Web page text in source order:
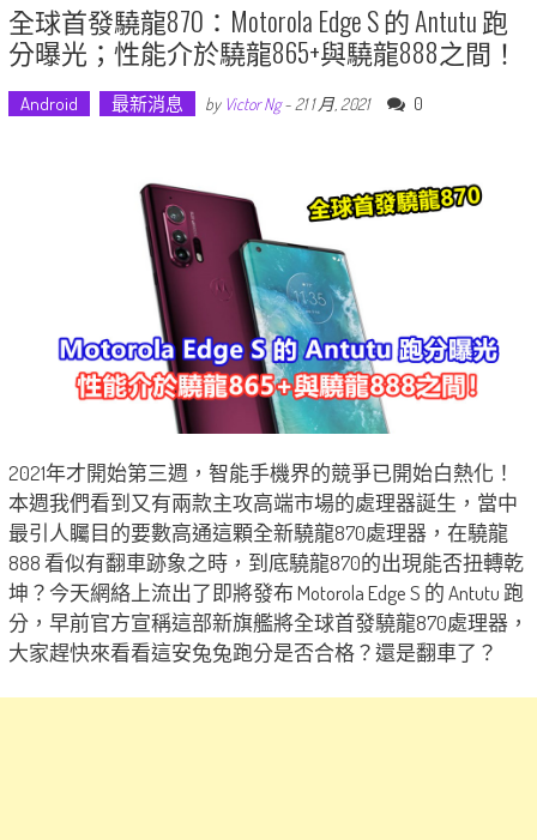
全球首發驍龍870：Motorola Edge S 的 Antutu 跑
分曝光；性能介於驍龍865+與驍龍888之間！
Android 最新消息 by Victor Ng- 21 1 月, 2021 0
2021年才開始第三週，智能手機界的競爭已開始白熱化！
本週我們看到又有兩款主攻高端市場的處理器誕生，當中
最引人矚目的要數高通這顆全新驍龍870處理器，在驍龍
888 看似有翻車跡象之時，到底驍龍870的出現能否扭轉乾
坤？今天網絡上流出了即將發布 Motorola Edge S 的 Antutu 跑
分，早前官方宣稱這部新旗艦將全球首發驍龍870處理器，
大家趕快來看看這安兔兔跑分是否合格？還是翻車了？